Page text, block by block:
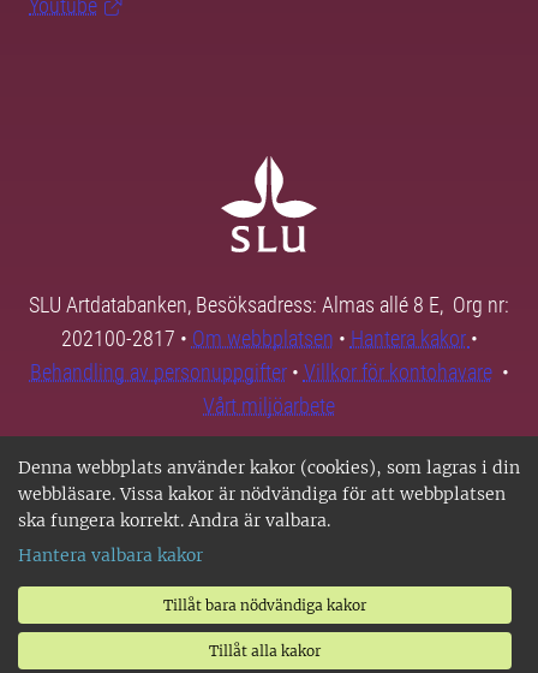
Denna webbplats använder kakor (cookies), som lagras i din
webbläsare. Vissa kakor är nödvändiga för att webbplatsen
ska fungera korrekt. Andra är valbara.
Hantera valbara kakor
Tillåt bara nödvändiga kakor
Tillåt alla kakor
Youtube
SLU Artdatabanken, Besöksadress: Almas allé 8 E, Org nr:
202100-2817 • Om webbplatsen • Hantera kakor •
Behandling av personuppgifter• Villkor för kontohavare•
Vårt miljöarbete